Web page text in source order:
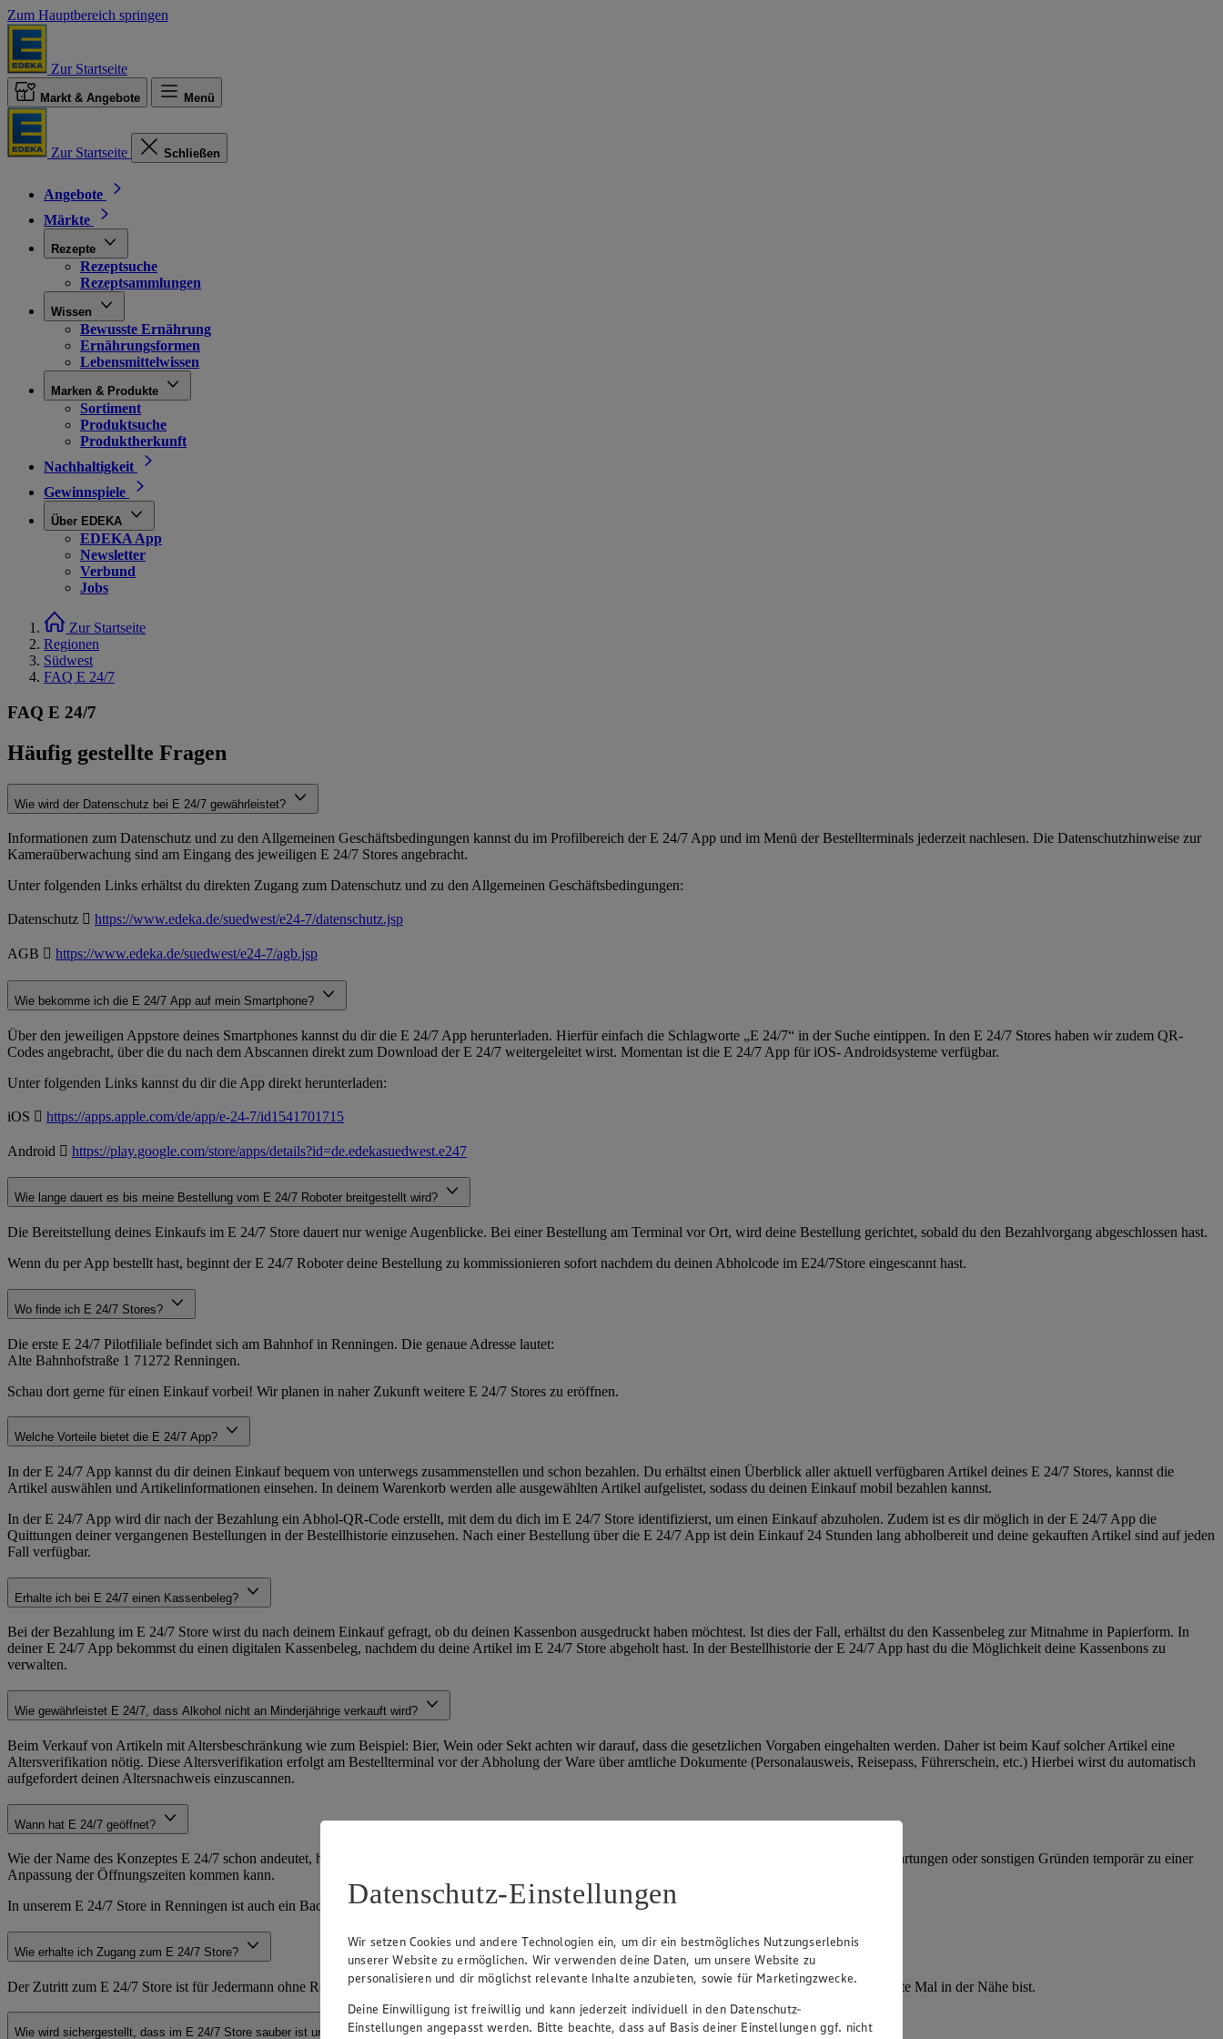
Zum Hauptbereich springen
Zur Startseite
Markt & Angebote Menü
Zur Startseite Schließen
Angebote
Märkte
Rezepte
Rezeptsuche
Rezeptsammlungen
Wissen
Bewusste Ernährung
Ernährungsformen
Lebensmittelwissen
Marken & Produkte
Sortiment
Produktsuche
Produktherkunft
Nachhaltigkeit
Gewinnspiele
Über EDEKA
EDEKA App
Newsletter
Verbund
Jobs
Zur Startseite
Regionen
Südwest
FAQ E 24/7
FAQ E 24/7
Häufig gestellte Fragen
Wie wird der Datenschutz bei E 24/7 gewährleistet?
Informationen zum Datenschutz und zu den Allgemeinen Geschäftsbedingungen kannst du im Profilbereich der E 24/7 App und im Menü der Bestellterminals jederzeit nachlesen. Die Datenschutzhinweise zur
Kameraüberwachung sind am Eingang des jeweiligen E 24/7 Stores angebracht.
Unter folgenden Links erhältst du direkten Zugang zum Datenschutz und zu den Allgemeinen Geschäftsbedingungen:
Datenschutz  https://www.edeka.de/suedwest/e24-7/datenschutz.jsp
AGB  https://www.edeka.de/suedwest/e24-7/agb.jsp
Wie bekomme ich die E 24/7 App auf mein Smartphone?
Über den jeweiligen Appstore deines Smartphones kannst du dir die E 24/7 App herunterladen. Hierfür einfach die Schlagworte „E 24/7“ in der Suche eintippen. In den E 24/7 Stores haben wir zudem QR-
Codes angebracht, über die du nach dem Abscannen direkt zum Download der E 24/7 weitergeleitet wirst. Momentan ist die E 24/7 App für iOS- Androidsysteme verfügbar.
Unter folgenden Links kannst du dir die App direkt herunterladen:
iOS  https://apps.apple.com/de/app/e-24-7/id1541701715
Android  https://play.google.com/store/apps/details?id=de.edekasuedwest.e247
Wie lange dauert es bis meine Bestellung vom E 24/7 Roboter breitgestellt wird?
Die Bereitstellung deines Einkaufs im E 24/7 Store dauert nur wenige Augenblicke. Bei einer Bestellung am Terminal vor Ort, wird deine Bestellung gerichtet, sobald du den Bezahlvorgang abgeschlossen hast.
Wenn du per App bestellt hast, beginnt der E 24/7 Roboter deine Bestellung zu kommissionieren sofort nachdem du deinen Abholcode im E24/7Store eingescannt hast.
Wo finde ich E 24/7 Stores?
Die erste E 24/7 Pilotfiliale befindet sich am Bahnhof in Renningen. Die genaue Adresse lautet:
Alte Bahnhofstraße 1 71272 Renningen.
Schau dort gerne für einen Einkauf vorbei! Wir planen in naher Zukunft weitere E 24/7 Stores zu eröffnen.
Welche Vorteile bietet die E 24/7 App?
In der E 24/7 App kannst du dir deinen Einkauf bequem von unterwegs zusammenstellen und schon bezahlen. Du erhältst einen Überblick aller aktuell verfügbaren Artikel deines E 24/7 Stores, kannst die
Artikel auswählen und Artikelinformationen einsehen. In deinem Warenkorb werden alle ausgewählten Artikel aufgelistet, sodass du deinen Einkauf mobil bezahlen kannst.
In der E 24/7 App wird dir nach der Bezahlung ein Abhol-QR-Code erstellt, mit dem du dich im E 24/7 Store identifizierst, um einen Einkauf abzuholen. Zudem ist es dir möglich in der E 24/7 App die
Quittungen deiner vergangenen Bestellungen in der Bestellhistorie einzusehen. Nach einer Bestellung über die E 24/7 App ist dein Einkauf 24 Stunden lang abholbereit und deine gekauften Artikel sind auf jeden
Fall verfügbar.
Erhalte ich bei E 24/7 einen Kassenbeleg?
Bei der Bezahlung im E 24/7 Store wirst du nach deinem Einkauf gefragt, ob du deinen Kassenbon ausgedruckt haben möchtest. Ist dies der Fall, erhältst du den Kassenbeleg zur Mitnahme in Papierform. In
deiner E 24/7 App bekommst du einen digitalen Kassenbeleg, nachdem du deine Artikel im E 24/7 Store abgeholt hast. In der Bestellhistorie der E 24/7 App hast du die Möglichkeit deine Kassenbons zu
verwalten.
Wie gewährleistet E 24/7, dass Alkohol nicht an Minderjährige verkauft wird?
Beim Verkauf von Artikeln mit Altersbeschränkung wie zum Beispiel: Bier, Wein oder Sekt achten wir darauf, dass die gesetzlichen Vorgaben eingehalten werden. Daher ist beim Kauf solcher Artikel eine
Altersverifikation nötig. Diese Altersverifikation erfolgt am Bestellterminal vor der Abholung der Ware über amtliche Dokumente (Personalausweis, Reisepass, Führerschein, etc.) Hierbei wirst du automatisch
aufgefordert deinen Altersnachweis einzuscannen.
Wann hat E 24/7 geöffnet?
Wie der Name des Konzeptes E 24/7 schon andeutet, haben wir rund um die Uhr an jedem Wochentag für die geöffnet. Wir behalten uns vor, dass es bei Wartungen oder sonstigen Gründen temporär zu einer
Anpassung der Öffnungszeiten kommen kann.
In unserem E 24/7 Store in Renningen ist auch ein Backshop integriert. Dessen Öffnungszeiten findest du am Eingang des E 24/7 Stores in Renningen.
Wie erhalte ich Zugang zum E 24/7 Store?
Der Zutritt zum E 24/7 Store ist für Jedermann ohne Registrierung möglich. Hab also keine Scheu und schau in den E 24/7 Store hinein, wenn du das nächste Mal in der Nähe bist.
Wie wird sichergestellt, dass im E 24/7 Store sauber ist und die angebotenen Waren frisch sind?
Datenschutz-Einstellungen
Wir setzen Cookies und andere Technologien ein, um dir ein bestmögliches Nutzungserlebnis
unserer Website zu ermöglichen. Wir verwenden deine Daten, um unsere Website zu
personalisieren und dir möglichst relevante Inhalte anzubieten, sowie für Marketingzwecke.
Deine Einwilligung ist freiwillig und kann jederzeit individuell in den Datenschutz-
Einstellungen angepasst werden. Bitte beachte, dass auf Basis deiner Einstellungen ggf. nicht